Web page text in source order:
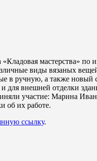
мастерства»
виды вязаных
в ручную, а также
внешней отделки
участие: Марина
об их работе.
ссылку.